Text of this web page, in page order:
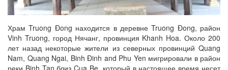
Храм Truong Đong находится в деревне Truong Đong, район
Vinh Truong, город Нячанг, провинция Khanh Hoa. Около 200
лет назад некоторые жители из северных провинций Quang
Nam, Quang Ngai, Binh Đinh and Phu Yen мигрировали в район
реки Binh Tan близ Cua Be, который в настоящее время несет